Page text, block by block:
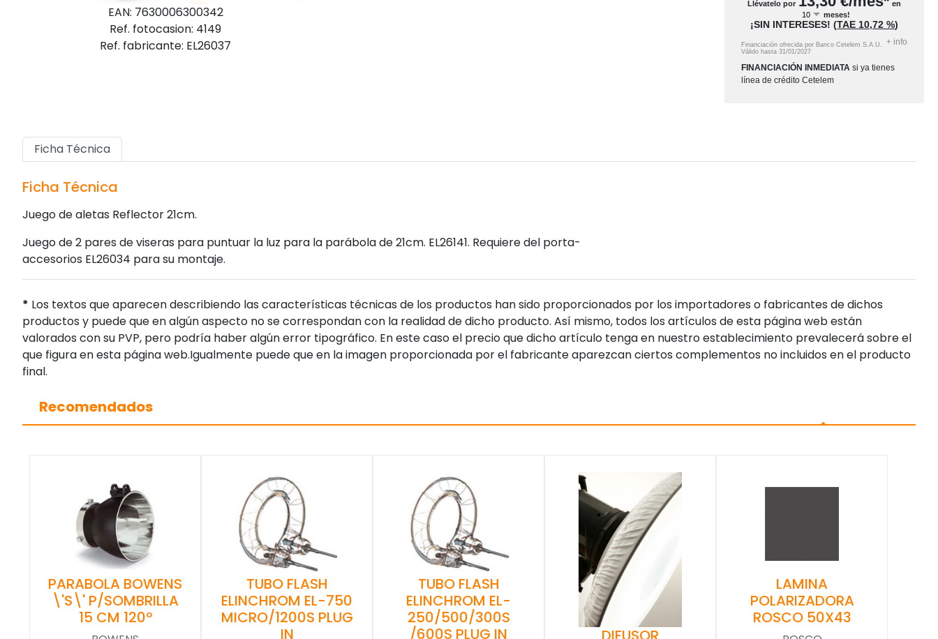
EAN: 7630006300342
Ref. fotocasion: 4149
Ref. fabricante: EL26037
Llévatelo por
en
meses!
¡SIN INTERESES!(TAE10,72 %)
Financiación ofrecida por Banco Cetelem S.A.U.
Válido hasta31/01/2027
+ info
FINANCIACIÓN INMEDIATA si ya tienes
línea de crédito Cetelem
Ficha Técnica
Ficha Técnica
Juego de aletas Reflector 21cm.
Juego de 2 pares de viseras para puntuar la luz para la parábola de 21cm. EL26141. Requiere del porta-
accesorios EL26034 para su montaje.
* Los textos que aparecen describiendo las características técnicas de los productos han sido proporcionados por los importadores o fabricantes de dichos
productos y puede que en algún aspecto no se correspondan con la realidad de dicho producto. Así mismo, todos los artículos de esta página web están
valorados con su PVP, pero podría haber algún error tipográfico. En este caso el precio que dicho artículo tenga en nuestro establecimiento prevalecerá sobre el
que figura en esta página web.Igualmente puede que en la imagen proporcionada por el fabricante aparezcan ciertos complementos no incluidos en el producto
final.
Recomendados
PARABOLA BOWENS
\'S\' P/SOMBRILLA
15 CM 120º
TUBO FLASH
ELINCHROM EL-750
MICRO/1200S PLUG
IN
TUBO FLASH
ELINCHROM EL-
250/500/300S
/600S PLUG IN
LAMINA
POLARIZADORA
ROSCO 50X43